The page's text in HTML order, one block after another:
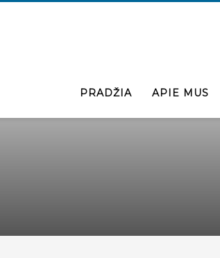
PRADŽIA APIE MUS